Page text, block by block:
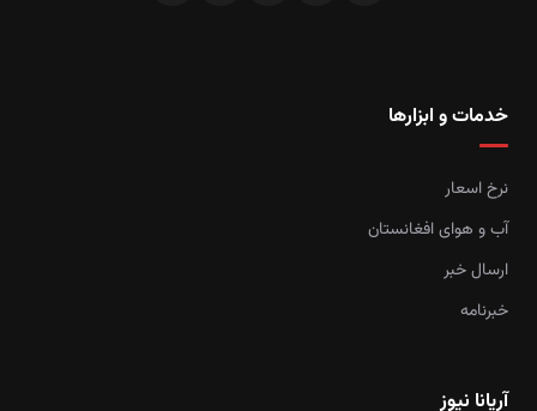
خدمات و ابزارها
نرخ اسعار
آب و هوای افغانستان
ارسال خبر
خبرنامه
آریانا نیوز